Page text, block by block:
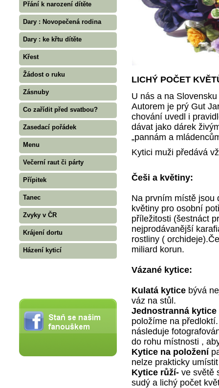
Přání k narození dítěte
Dary : Novopečená rodina
Dary : ke křtu dítěte
Křest
Žádost o ruku
Zásnuby
Co zařídit před svatbou?
Zasedací pořádek
Menu
Večerní raut či párty
Přípitek
Tanec
Zvyky v ČR
Krájení dortu
Házení kyticí
LICHÝ POČET
U nás a na
Autorem je prý Gut
chování uvedl i
dávat jako dárek
„pannám a
Kytici muži předává
Češi a květiny:
Na prvním místě jsou
květiny pro osobní
příležitosti (šestnáct
nejprodávanější
rostliny (
miliard korun.
Vázané kytice:
Kulatá kytice bývá
váz na stůl.
Jednostranná kytice
položíme na
následuje
do rohu místnosti ,
Kytice na položení
nelze prakticky
Kytice růží- ve světě
sudý a lichý počet